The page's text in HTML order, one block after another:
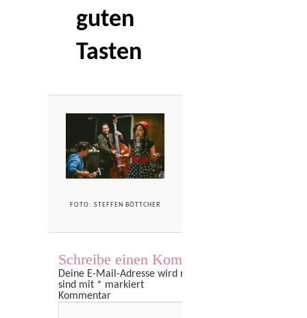
guten
Tasten
FOTO: STEFFEN BÖTTCHER
Schreibe einen Kommentar
Deine E-Mail-Adresse wird nicht veröffentlicht.
sind mit * markiert
Kommentar